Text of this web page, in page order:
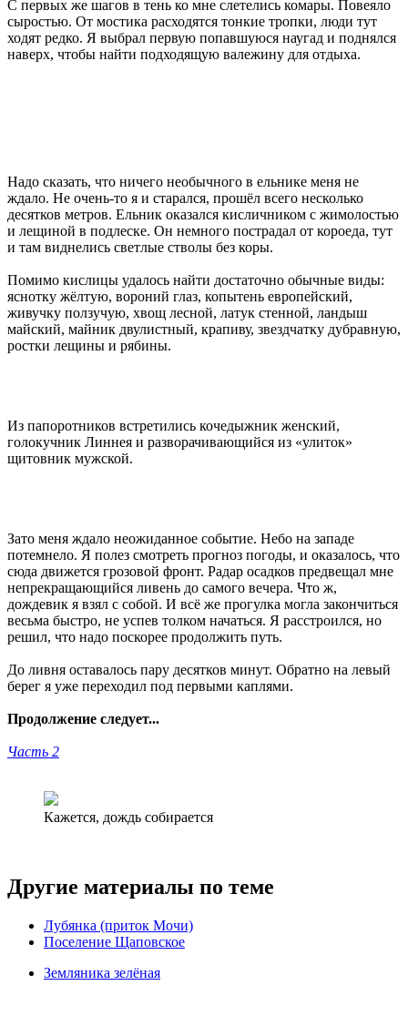
С первых же шагов в тень ко мне слетелись комары. Повеяло
сыростью. От мостика расходятся тонкие тропки, люди тут
ходят редко. Я выбрал первую попавшуюся наугад и поднялся
наверх, чтобы найти подходящую валежину для отдыха.
Надо сказать, что ничего необычного в ельнике меня не
ждало. Не очень-то я и старался, прошёл всего несколько
десятков метров. Ельник оказался кисличником c жимолостью
и лещиной в подлеске. Он немного пострадал от короеда, тут
и там виднелись светлые стволы без коры.
Помимо кислицы удалось найти достаточно обычные виды:
яснотку жёлтую, вороний глаз, копытень европейский,
живучку ползучую, хвощ лесной, латук стенной, ландыш
майский, майник двулистный, крапиву, звездчатку дубравную,
ростки лещины и рябины.
Из папоротников встретились кочедыжник женский,
голокучник Линнея и разворачивающийся из «улиток»
щитовник мужской.
Зато меня ждало неожиданное событие. Небо на западе
потемнело. Я полез смотреть прогноз погоды, и оказалось, что
сюда движется грозовой фронт. Радар осадков предвещал мне
непрекращающийся ливень до самого вечера. Что ж,
дождевик я взял с собой. И всё же прогулка могла закончиться
весьма быстро, не успев толком начаться. Я расстроился, но
решил, что надо поскорее продолжить путь.
До ливня оставалось пару десятков минут. Обратно на левый
берег я уже переходил под первыми каплями.
Продолжение следует...
Часть 2
Кажется, дождь собирается
Другие материалы по теме
Лубянка (приток Мочи)
Поселение Щаповское
Земляника зелёная